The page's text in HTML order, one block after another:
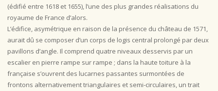
(édifié entre 1618 et 1655), l’une des plus grandes réalisations du
royaume de France d’alors.
L’édifice, asymétrique en raison de la présence du château de 1571,
aurait dû se composer d’un corps de logis central prolongé par deux
pavillons d’angle. Il comprend quatre niveaux desservis par un
escalier en pierre rampe sur rampe ; dans la haute toiture à la
française s’ouvrent des lucarnes passantes surmontées de
frontons alternativement triangulaires et semi-circulaires, un trait